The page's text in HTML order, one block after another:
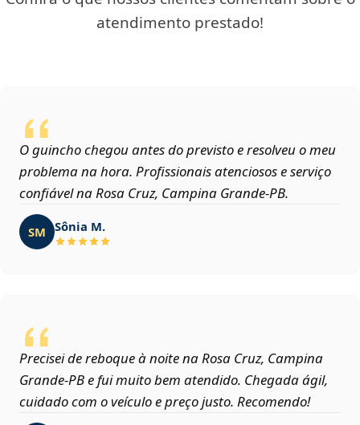
atendimento prestado!
O guincho chegou antes do previsto e resolveu o meu
problema na hora. Profissionais atenciosos e serviço
confiável na Rosa Cruz, Campina Grande‑PB.
SM Sônia M.
Precisei de reboque à noite na Rosa Cruz, Campina
Grande‑PB e fui muito bem atendido. Chegada ágil,
cuidado com o veículo e preço justo. Recomendo!